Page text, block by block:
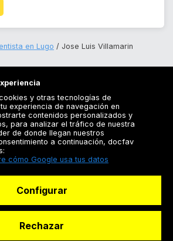
en Lugo
Jose Luis Villamarin
Registrarse
y otras tecnologías de
experiencia de navegación en
contenidos personalizados y
para analizar el tráfico de nuestra
de donde llegan nuestros
a continuación, docfav
cómo Google usa tus datos
Configurar
Rechazar